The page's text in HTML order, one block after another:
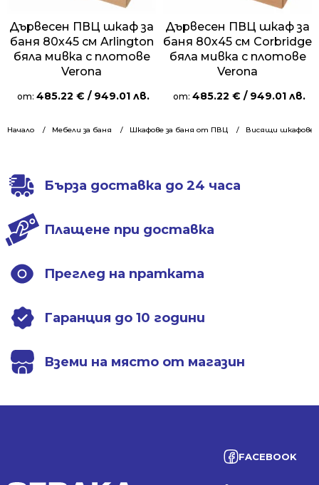
Начало Мебели за баня Шкафове за баня от ПВЦ Висящи шкафове
Дървесен ПВЦ шкаф за
баня 80х45 см Arlington
бяла мивка с плотове
Verona
от: 485.22 € / 949.01 лв.
Дървесен ПВЦ шкаф за
баня 80х45 см Corbridge
бяла мивка с плотове
Verona
от: 485.22 € / 949.01 лв.
Бърза доставка до 24 часа
Плащене при доставка
Преглед на пратката
Гаранция до 10 години
Вземи на място от магазин
FACEBOOK